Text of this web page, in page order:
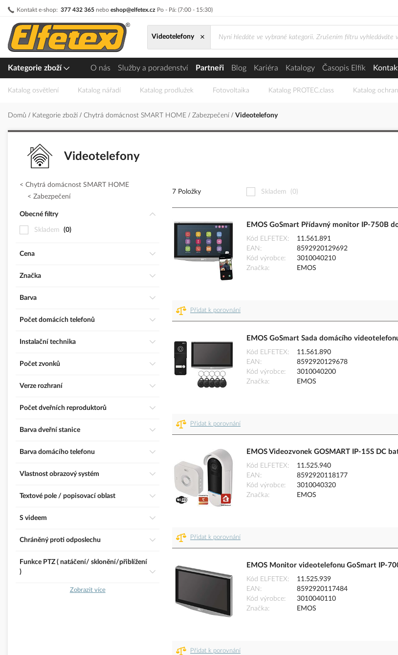
Kontakt e-shop: 377 432 365 nebo eshop@elfetex.cz Po - Pá: (7:00 - 15:30)
Přejít
obsah
Videotelefony
×
Kategorie zboží O nás Služby a poradenství Partneři Blog Kariéra Katalogy Časopis Elfík
Katalog osvětlení Katalog nářadí Katalog prodlužek Fotovoltaika Katalog PROTEC.class Katalog
Domů Kategorie zboží Chytrá domácnost SMART HOME Zabezpečení Videotelefony
Videotelefony
7 Položky Skladem (0)
EMOS GoSmart Přídavný monitor IP-750B
Kód ELFETEX
11.561.891
EAN
8592920129692
Kód výrobce
3010040210
Značka
EMOS
Přidat k porovnání
EMOS GoSmart Sada domácího
Kód ELFETEX
11.561.890
EAN
8592920129678
Kód výrobce
3010040200
Značka
EMOS
Přidat k porovnání
EMOS Videozvonek GOSMART IP-15S DC
Kód ELFETEX
11.525.940
EAN
8592920118177
Kód výrobce
3010040320
Značka
EMOS
Přidat k porovnání
EMOS Monitor videotelefonu GoSmart IP-
Kód ELFETEX
11.525.939
EAN
8592920117484
Kód výrobce
3010040110
Značka
EMOS
Přidat k porovnání
Chytrá domácnost SMART HOME
Zabezpečení
Obecné filtry
Skladem 0
Cena
Značka
Barva
Počet domácích telefonů
Instalační technika
Počet zvonků
Verze rozhraní
Počet dveřních reproduktorů
Barva dveřní stanice
Barva domácího telefonu
Vlastnost obrazový systém
Textové pole / popisovací oblast
S videem
Chráněný proti odposlechu
Funkce PTZ ( natáčení/ sklonění/přiblížení
)
Zobrazit více